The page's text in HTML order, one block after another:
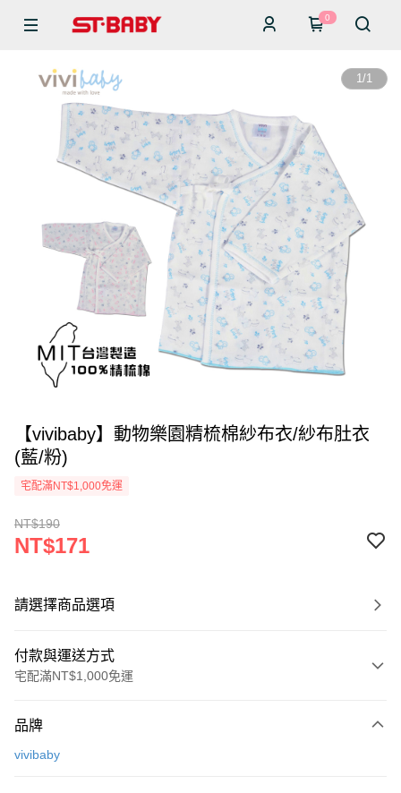
0
1/1
【vivibaby】動物樂園精梳棉紗布衣/紗布肚衣
(藍/粉)
宅配滿NT$1,000免運
NT$190
NT$171
請選擇商品選項
付款與運送方式
宅配滿NT$1,000免運
信用卡一次付款
品牌
vivibaby